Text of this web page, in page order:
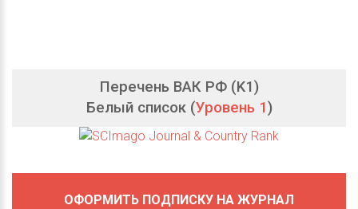
Перечень ВАК РФ (K1)
Белый список (Уровень 1)
ОФОРМИТЬ ПОДПИСКУ НА ЖУРНАЛ